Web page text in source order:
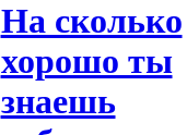
На сколько
хорошо ты
знаешь